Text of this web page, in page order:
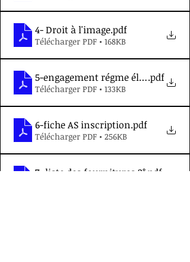
4- Droit à l'image.pdf
Télécharger PDF • 168KB
5-engagement régme élèves
.pdf
Télécharger PDF • 133KB
6-fiche AS inscription.pdf
Télécharger PDF • 256KB
7- liste des fournitures 2°.pdf